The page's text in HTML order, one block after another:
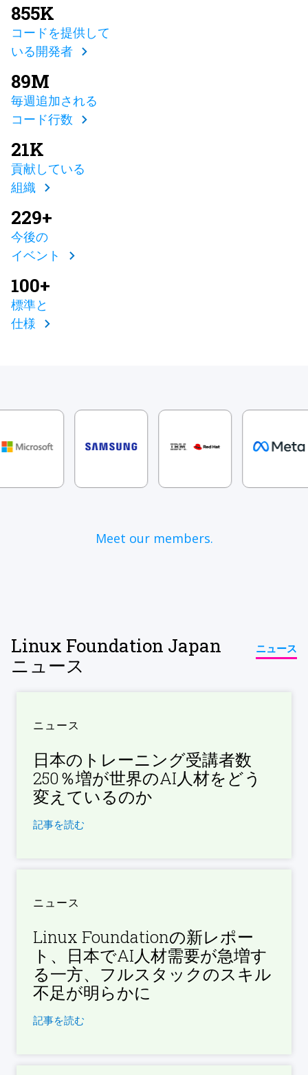
855K
コードを提供して
いる開発者
89M
毎週追加される
コード行数
21K
貢献している
組織
229+
今後の
イベント
100+
標準と
仕様
Meet our members.
Linux Foundation Japan
ニュース
ニュース
ニュース
日本のトレーニング受講者数
250％増が世界のAI人材をどう
変えているのか
記事を読む
ニュース
Linux Foundationの新レポー
ト、日本でAI人材需要が急増す
る一方、フルスタックのスキル
不足が明らかに
記事を読む